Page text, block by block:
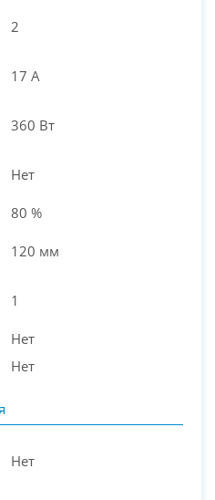
— Яндекс Карты
2
17 А
360 Вт
Нет
80 %
120 мм
1
Нет
Нет
Нет